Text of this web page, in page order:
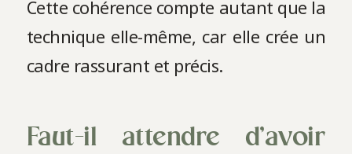
Cette cohérence compte autant que la
technique elle-même, car elle crée un
cadre rassurant et précis.
Faut-il attendre d’avoir